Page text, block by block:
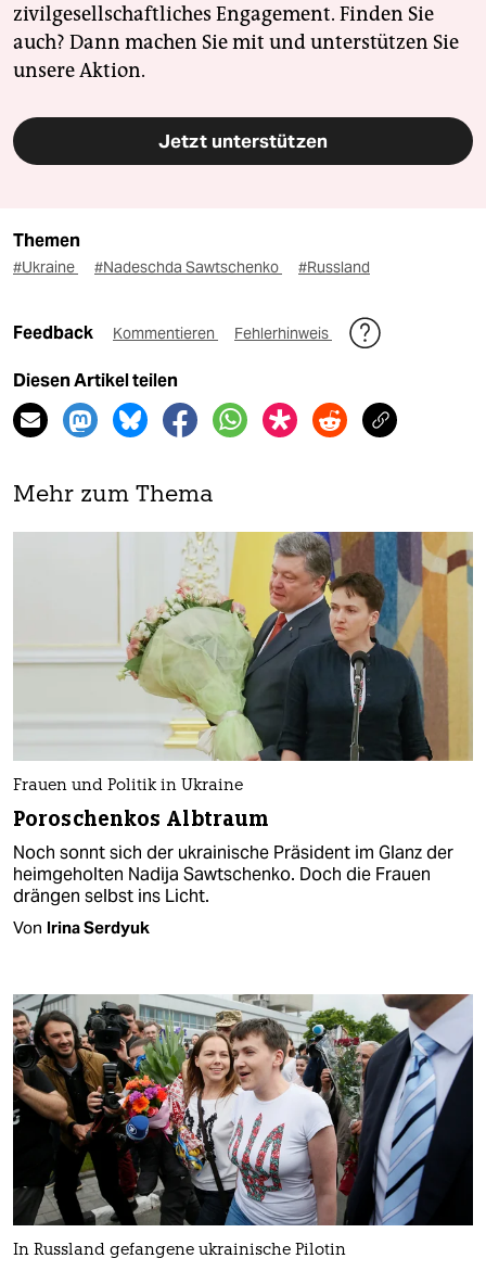
zivilgesellschaftliches Engagement. Finden Sie
auch? Dann machen Sie mit und unterstützen Sie
unsere Aktion.
Jetzt unterstützen
Themen
#Ukraine #Nadeschda Sawtschenko #Russland
Feedback Kommentieren Fehlerhinweis
Diesen Artikel teilen
Mehr zum Thema
Frauen und Politik in Ukraine
Poroschenkos Albtraum
Noch sonnt sich der ukrainische Präsident im Glanz der
heimgeholten Nadija Sawtschenko. Doch die Frauen
drängen selbst ins Licht.
Von Irina Serdyuk
In Russland gefangene ukrainische Pilotin